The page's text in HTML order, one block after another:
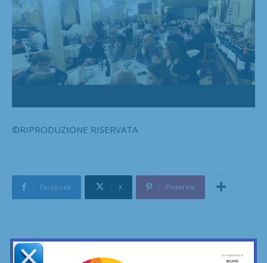
©RIPRODUZIONE RISERVATA
Facebook X Pinterest